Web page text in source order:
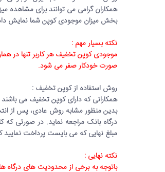
همکاران گرامی می توانند برای
بخش میزان موجودی کوپن شما نمایش
نکته بسیار مهم :
موجودی کوپن تخفیف هر کاربر تنها در
صورت خودکار صفر می شود.
روش استفاده از کوپن تخفیف :
همکارانی که دارای کوپن تخفیف می باشند
بدین منظور مشابه روش عادی، پس از
درگاه بانک مراجعه نماید. در صورتی که
مبلغ نهایی که می بایست پرداخت نمایید
نکته نهایی :